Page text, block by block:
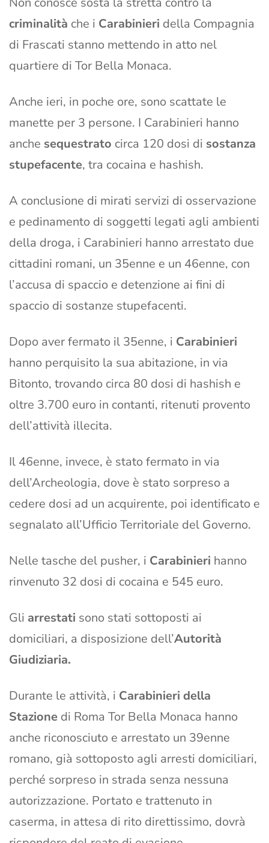
criminalità che i Carabinieri della Compagnia
di Frascati stanno mettendo in atto nel
quartiere di Tor Bella Monaca.
Anche ieri, in poche ore, sono scattate le
manette per 3 persone. I Carabinieri hanno
anche sequestrato circa 120 dosi di sostanza
stupefacente, tra cocaina e hashish.
A conclusione di mirati servizi di osservazione
e pedinamento di soggetti legati agli ambienti
della droga, i Carabinieri hanno arrestato due
cittadini romani, un 35enne e un 46enne, con
l’accusa di spaccio e detenzione ai fini di
spaccio di sostanze stupefacenti.
Dopo aver fermato il 35enne, i Carabinieri
hanno perquisito la sua abitazione, in via
Bitonto, trovando circa 80 dosi di hashish e
oltre 3.700 euro in contanti, ritenuti provento
dell’attività illecita.
Il 46enne, invece, è stato fermato in via
dell’Archeologia, dove è stato sorpreso a
cedere dosi ad un acquirente, poi identificato e
segnalato all’Ufficio Territoriale del Governo.
Nelle tasche del pusher, i Carabinieri hanno
rinvenuto 32 dosi di cocaina e 545 euro.
Gli arrestati sono stati sottoposti ai
domiciliari, a disposizione dell’Autorità
Giudiziaria.
Durante le attività, i Carabinieri della
Stazione di Roma Tor Bella Monaca hanno
anche riconosciuto e arrestato un 39enne
romano, già sottoposto agli arresti domiciliari,
perché sorpreso in strada senza nessuna
autorizzazione. Portato e trattenuto in
caserma, in attesa di rito direttissimo, dovrà